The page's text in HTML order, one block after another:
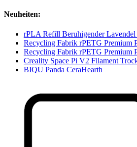
Neuheiten:
rPLA Refill Beruhigender
Recycling Fabrik rPETG Premium
Recycling Fabrik rPETG Premium
Creality Space Pi V2 Filament
BIQU Panda CeraHearth